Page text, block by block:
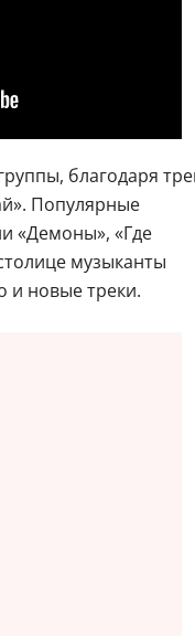
благодаря
Популярные
«Демоны», «Где
музыканты
и новые треки.